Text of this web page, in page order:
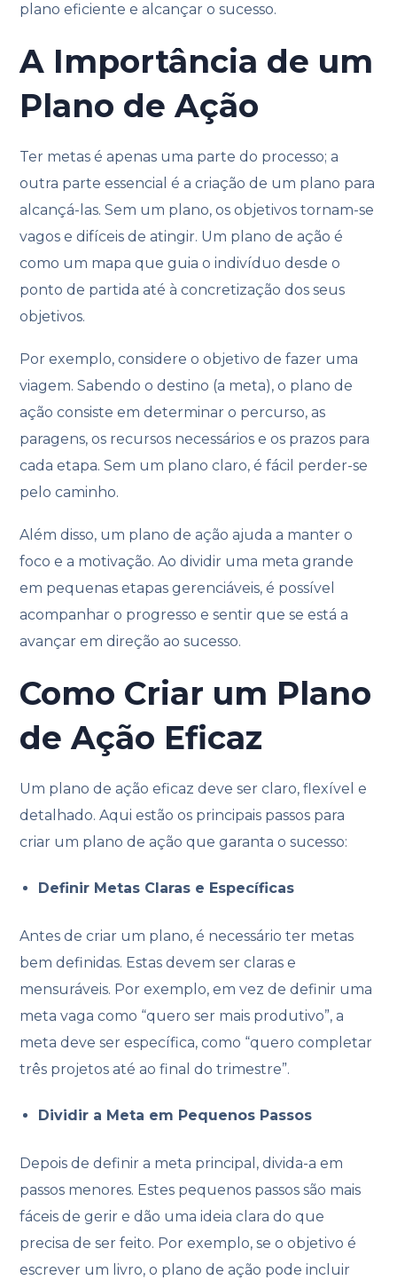
plano eficiente e alcançar o sucesso.
A Importância de um
Plano de Ação
Ter metas é apenas uma parte do processo; a
outra parte essencial é a criação de um plano para
alcançá-las. Sem um plano, os objetivos tornam-se
vagos e difíceis de atingir. Um plano de ação é
como um mapa que guia o indivíduo desde o
ponto de partida até à concretização dos seus
objetivos.
Por exemplo, considere o objetivo de fazer uma
viagem. Sabendo o destino (a meta), o plano de
ação consiste em determinar o percurso, as
paragens, os recursos necessários e os prazos para
cada etapa. Sem um plano claro, é fácil perder-se
pelo caminho.
Além disso, um plano de ação ajuda a manter o
foco e a motivação. Ao dividir uma meta grande
em pequenas etapas gerenciáveis, é possível
acompanhar o progresso e sentir que se está a
avançar em direção ao sucesso.
Como Criar um Plano
de Ação Eficaz
Um plano de ação eficaz deve ser claro, flexível e
detalhado. Aqui estão os principais passos para
criar um plano de ação que garanta o sucesso:
Definir Metas Claras e Específicas
Antes de criar um plano, é necessário ter metas
bem definidas. Estas devem ser claras e
mensuráveis. Por exemplo, em vez de definir uma
meta vaga como “quero ser mais produtivo”, a
meta deve ser específica, como “quero completar
três projetos até ao final do trimestre”.
Dividir a Meta em Pequenos Passos
Depois de definir a meta principal, divida-a em
passos menores. Estes pequenos passos são mais
fáceis de gerir e dão uma ideia clara do que
precisa de ser feito. Por exemplo, se o objetivo é
escrever um livro, o plano de ação pode incluir